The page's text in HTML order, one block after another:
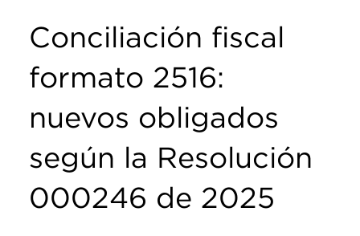
Conciliación fiscal
formato 2516:
nuevos obligados
según la Resolución
000246 de 2025